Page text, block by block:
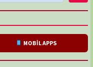
MOBİL APPS